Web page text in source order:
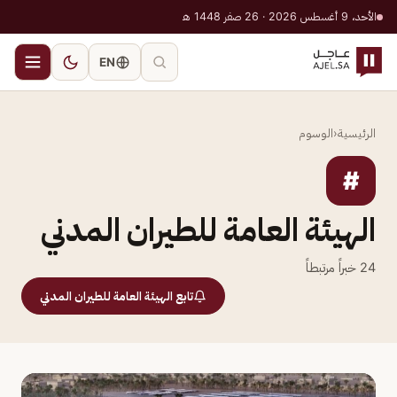
الأحد، 9 أغسطس 2026 · 26 صفر 1448 هـ
EN
الرئيسية‹الوسوم
#
الهيئة العامة للطيران المدني
24 خبراً مرتبطاً
تابع الهيئة العامة للطيران المدني